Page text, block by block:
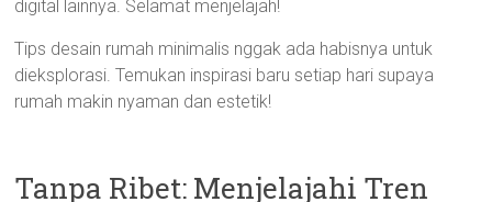
digital lainnya. Selamat menjelajah!
Tips desain rumah minimalis nggak ada habisnya untuk
dieksplorasi. Temukan inspirasi baru setiap hari supaya
rumah makin nyaman dan estetik!
Tanpa Ribet: Menjelajahi Tren